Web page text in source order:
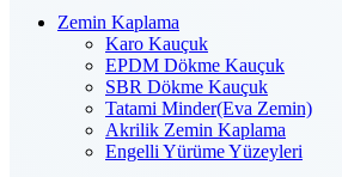
Zemin Kaplama
Karo Kauçuk
EPDM Dökme Kauçuk
SBR Dökme Kauçuk
Tatami Minder(Eva Zemin)
Akrilik Zemin Kaplama
Engelli Yürüme Yüzeyleri